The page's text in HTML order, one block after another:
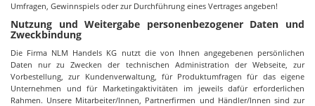
Umfragen, Gewinnspiels oder zur Durchführung eines Vertrages angeben!
Nutzung und Weitergabe personenbezogener Daten und
Zweckbindung
Die Firma NLM Handels KG nutzt die von Ihnen angegebenen persönlichen
Daten nur zu Zwecken der technischen Administration der Webseite, zur
Vorbestellung, zur Kundenverwaltung, für Produktumfragen für das eigene
Unternehmen und für Marketingaktivitäten im jeweils dafür erforderlichen
Rahmen. Unsere Mitarbeiter/Innen, Partnerfirmen und Händler/Innen sind zur